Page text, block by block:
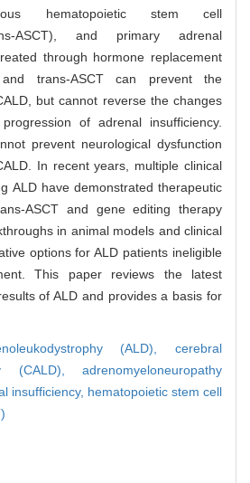
hematopoietic stem cell
ASCT), and primary adrenal
through hormone replacement
and trans-ASCT can prevent the
but cannot reverse the changes
of adrenal insufficiency.
prevent neurological dysfunction
In recent years, multiple clinical
ALD have demonstrated therapeutic
ASCT and gene editing therapy
in animal models and clinical
options for ALD patients ineligible
This paper reviews the latest
of ALD and provides a basis for
(ALD), cerebral
(CALD), adrenomyeloneuropathy
insufficiency, hematopoietic stem cell